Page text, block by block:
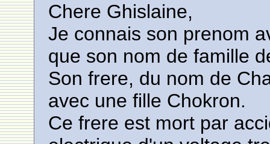
Chere Ghislaine,
Je connais son prenom
que son nom de famille
Son frere, du nom de
avec une fille Chokron.
Ce frere est mort par